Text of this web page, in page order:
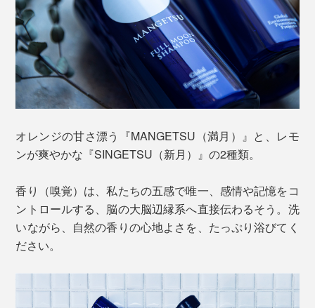
オレンジの甘さ漂う『MANGETSU（満月）』と、レモ
ンが爽やかな『SINGETSU（新月）』の2種類。
香り（嗅覚）は、私たちの五感で唯一、感情や記憶をコ
ントロールする、脳の大脳辺縁系へ直接伝わるそう。洗
いながら、自然の香りの心地よさを、たっぷり浴びてく
ださい。